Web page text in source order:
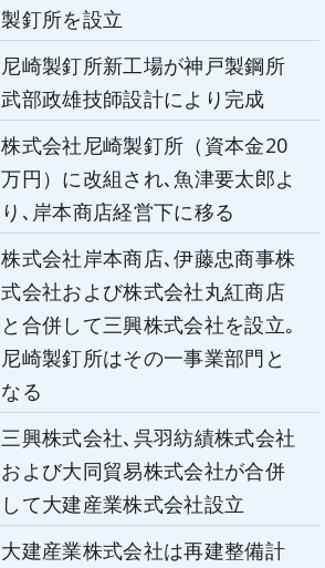
製釘所を設立
尼崎製釘所新工場が神戸製鋼所
武部政雄技師設計により完成
株式会社尼崎製釘所（資本金20
万円）に改組され､魚津要太郎よ
り､岸本商店経営下に移る
株式会社岸本商店､伊藤忠商事株
式会社および株式会社丸紅商店
と合併して三興株式会社を設立｡
尼崎製釘所はその一事業部門と
なる
三興株式会社､呉羽紡績株式会社
および大同貿易株式会社が合併
して大建産業株式会社設立
大建産業株式会社は再建整備計